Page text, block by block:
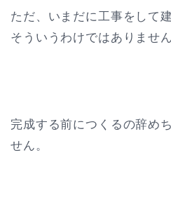
ただ、いまだに工事をして
そういうわけではありません
完成する前につくるの辞め
せん。